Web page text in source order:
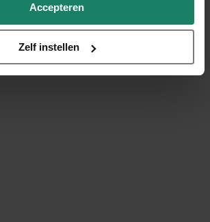
Accepteren
Zelf instellen